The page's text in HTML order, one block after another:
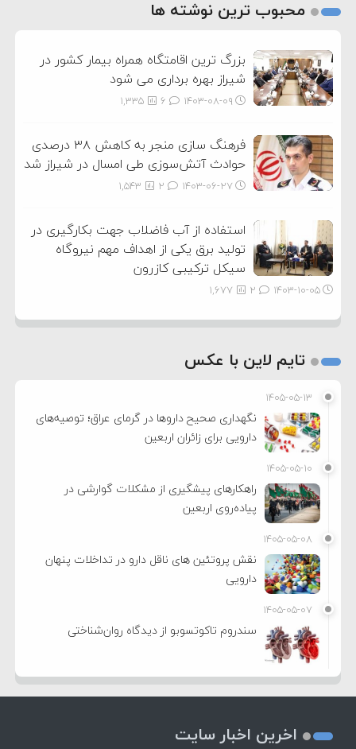
2
محبوب ترین نوشته ها
بزرگ ترین اقامتگاه همراه بیمار کشور در
شیراز بهره برداری می شود
۱۴۰۳-۰۸-۰۹ 1,335
فرهنگ سازی منجر به کاهش ۳۸ درصدی
حوادث آتش‌سوزی طی امسال در شیراز شد
۱۴۰۳-۰۶-۲۷ 1,543
استفاده از آب فاضلاب جهت بکارگیری در
تولید برق یکی از اهداف مهم نیروگاه
سیکل ترکیبی کازرون
۱۴۰۳-۱۰-۰۵ 1,677
تایم لاین با عکس
۱۴۰۵-۰۵-۱۳
نگهداری صحیح داروها در گرمای عراق؛ توصیه‌های
دارویی برای زائران اربعین
۱۴۰۵-۰۵-۱۰
راهکارهای پیشگیری از مشکلات گوارشی در
پیاده‌روی اربعین
۱۴۰۵-۰۵-۰۸
نقش پروتئین های ناقل دارو در تداخلات پنهان
دارویی
۱۴۰۵-۰۵-۰۷
سندروم تاکوتسوبو از دیدگاه روان‌شناختی
اخرین اخبار سایت